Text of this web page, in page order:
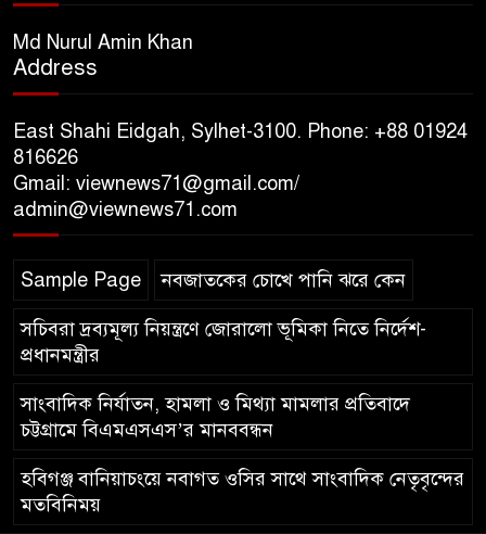
গভীর শ্রদ্ধা নিবেদন
শতাংশই সিলেটি
হাসপাতালে ৩৫১ জন
Md Nurul Amin Khan
Address
East Shahi Eidgah, Sylhet-3100. Phone: +88 01924
816626
Gmail: viewnews71@gmail.com/
admin@viewnews71.com
Sample Page নবজাতকের চোখে পানি ঝরে কেন
সচিবরা দ্রব্যমূল্য নিয়ন্ত্রণে জোরালো ভূমিকা নিতে নির্দেশ-
প্রধানমন্ত্রীর
সাংবাদিক নির্যাতন, হামলা ও মিথ্যা মামলার প্রতিবাদে
চট্টগ্রামে বিএমএসএস’র মানববন্ধন
হবিগঞ্জ বানিয়াচংয়ে নবাগত ওসির সাথে সাংবাদিক নেতৃবৃন্দের
মতবিনিময়